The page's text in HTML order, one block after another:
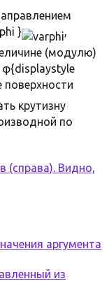
}
,
(модулю)
φ{displaystyle
крутизну
по
(справа). Видно,
аргумента
из